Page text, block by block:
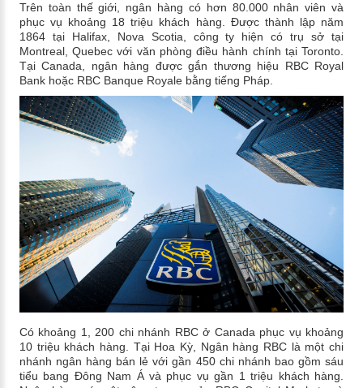
Trên toàn thế giới, ngân hàng có hơn 80.000 nhân viên và
phục vụ khoảng 18 triệu khách hàng. Được thành lập năm
1864 tại Halifax, Nova Scotia, công ty hiện có trụ sở tại
Montreal, Quebec với văn phòng điều hành chính tại Toronto.
Tại Canada, ngân hàng được gắn thương hiệu RBC Royal
Bank hoặc RBC Banque Royale bằng tiếng Pháp.
Có khoảng 1, 200 chi nhánh RBC ở Canada phục vụ khoảng
10 triệu khách hàng. Tại Hoa Kỳ, Ngân hàng RBC là một chi
nhánh ngân hàng bán lẻ với gần 450 chi nhánh bao gồm sáu
tiểu bang Đông Nam Á và phục vụ gần 1 triệu khách hàng.